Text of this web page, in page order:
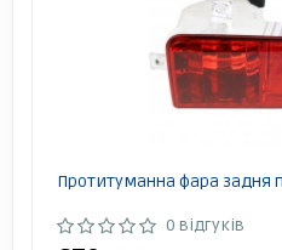
Протитуманна фара задня
0 відгуків